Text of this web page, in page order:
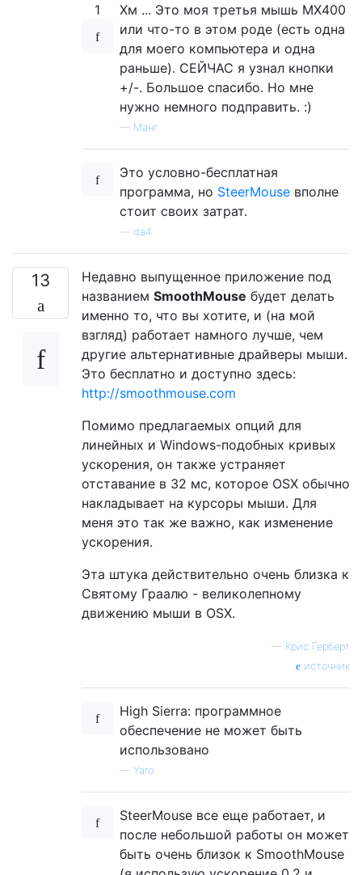
1
Хм ... Это моя третья мышь MX400
или что-то в этом роде (есть одна
для моего компьютера и одна
раньше). СЕЙЧАС я узнал кнопки
+/-. Большое спасибо. Но мне
нужно немного подправить. :)
— Манг
Это условно-бесплатная
программа, но SteerMouse вполне
стоит своих затрат.
da4
13
Недавно выпущенное приложение под
названием SmoothMouse будет делать
именно то, что вы хотите, и (на мой
взгляд) работает намного лучше, чем
другие альтернативные драйверы мыши.
Это бесплатно и доступно здесь:
http://smoothmouse.com
Помимо предлагаемых опций для
линейных и Windows-подобных кривых
ускорения, он также устраняет
отставание в 32 мс, которое OSX обычно
накладывает на курсоры мыши. Для
меня это так же важно, как изменение
ускорения.
Эта штука действительно очень близка к
Святому Граалю - великолепному
движению мыши в OSX.
— Крис Герберт
источник
High Sierra: программное
обеспечение не может быть
использовано
— Yaro
SteerMouse все еще работает, и
после небольшой работы он может
быть очень близок к SmoothMouse